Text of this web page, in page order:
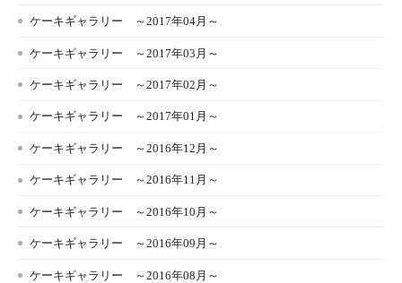
ケーキギャラリー ～2017年04月～
ケーキギャラリー ～2017年03月～
ケーキギャラリー ～2017年02月～
ケーキギャラリー ～2017年01月～
ケーキギャラリー ～2016年12月～
ケーキギャラリー ～2016年11月～
ケーキギャラリー ～2016年10月～
ケーキギャラリー ～2016年09月～
ケーキギャラリー ～2016年08月～